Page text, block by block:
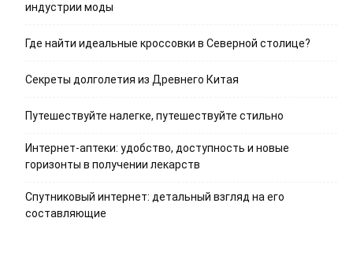
индустрии моды
Где найти идеальные кроссовки в Северной столице?
Секреты долголетия из Древнего Китая
Путешествуйте налегке, путешествуйте стильно
Интернет-аптеки: удобство, доступность и новые
горизонты в получении лекарств
Спутниковый интернет: детальный взгляд на его
составляющие